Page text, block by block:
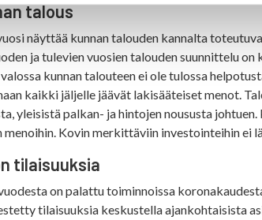
talous
näyttää kunnan talouden kannalta
ja tulevien vuosien talouden suunnittelu
kunnan talouteen ei ole tulossa
kaikki jäljelle jäävät lakisääteiset menot.
yleisistä palkan- ja hintojen noususta
menoihin. Kovin merkittäviin investointeihin ei
tilaisuuksia
on palattu toiminnoissa
tilaisuuksia keskustella ajankohtaisista